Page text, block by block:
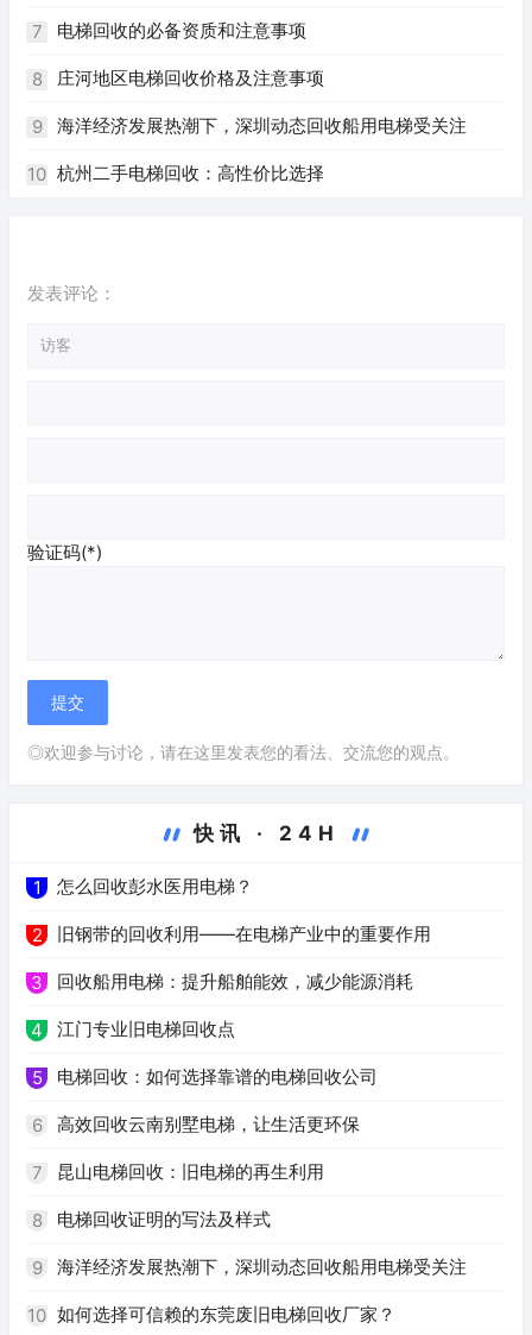
7 电梯回收的必备资质和注意事项
8 庄河地区电梯回收价格及注意事项
9 海洋经济发展热潮下，深圳动态回收船用电梯受关注
10 杭州二手电梯回收：高性价比选择
发表评论：
验证码(*)
◎欢迎参与讨论，请在这里发表您的看法、交流您的观点。
快讯 · 24H
1 怎么回收彭水医用电梯？
2 旧钢带的回收利用——在电梯产业中的重要作用
3 回收船用电梯：提升船舶能效，减少能源消耗
4 江门专业旧电梯回收点
5 电梯回收：如何选择靠谱的电梯回收公司
6 高效回收云南别墅电梯，让生活更环保
7 昆山电梯回收：旧电梯的再生利用
8 电梯回收证明的写法及样式
9 海洋经济发展热潮下，深圳动态回收船用电梯受关注
10 如何选择可信赖的东莞废旧电梯回收厂家？